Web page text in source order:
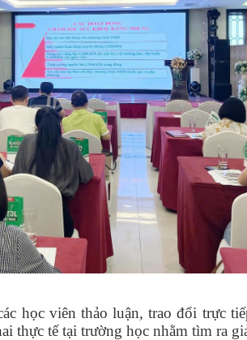
học viên thảo luận, trao đổi trực
thực tế tại trường học nhằm tìm ra